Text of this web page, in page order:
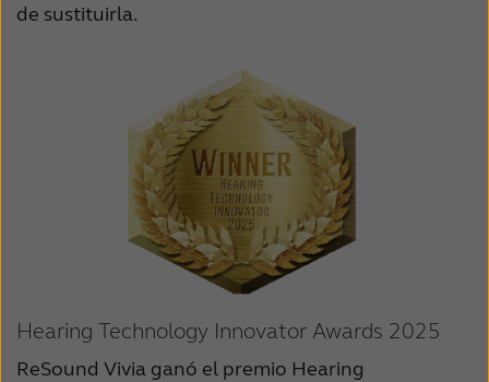
de sustituirla.
Hearing Technology Innovator Awards 2025
ReSound Vivia ganó el premio Hearing